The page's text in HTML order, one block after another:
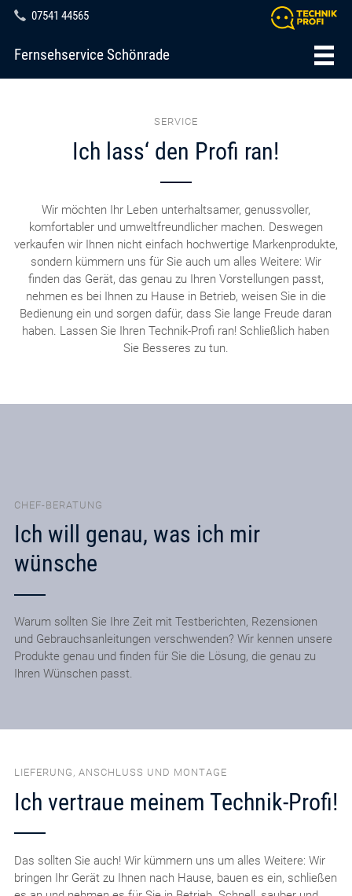
07541 44565
Fernsehservice Schönrade
SERVICE
Ich lass‘ den Profi ran!
Wir möchten Ihr Leben unterhaltsamer, genussvoller,
komfortabler und umweltfreundlicher machen. Deswegen
verkaufen wir Ihnen nicht einfach hochwertige Markenprodukte,
sondern kümmern uns für Sie auch um alles Weitere: Wir
finden das Gerät, das genau zu Ihren Vorstellungen passt,
nehmen es bei Ihnen zu Hause in Betrieb, weisen Sie in die
Bedienung ein und sorgen dafür, dass Sie lange Freude daran
haben. Lassen Sie Ihren Technik-Profi ran! Schließlich haben
Sie Besseres zu tun.
CHEF-BERATUNG
Ich will genau, was ich mir
wünsche
Warum sollten Sie Ihre Zeit mit Testberichten, Rezensionen
und Gebrauchsanleitungen verschwenden? Wir kennen unsere
Produkte genau und finden für Sie die Lösung, die genau zu
Ihren Wünschen passt.
LIEFERUNG, ANSCHLUSS UND MONTAGE
Ich vertraue meinem Technik-Profi!
Das sollten Sie auch! Wir kümmern uns um alles Weitere: Wir
bringen Ihr Gerät zu Ihnen nach Hause, bauen es ein, schließen